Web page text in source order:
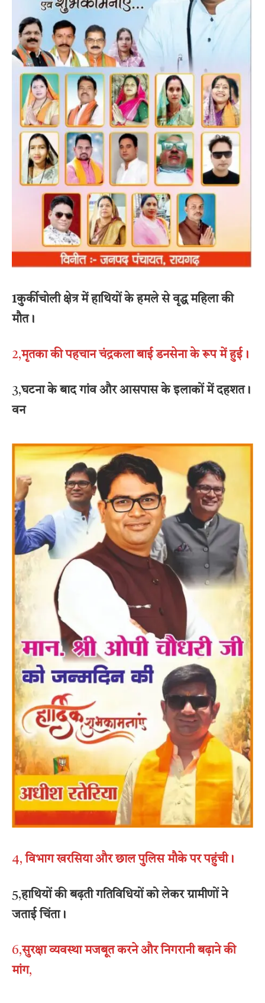
1कुर्कीचोली क्षेत्र में हाथियों के हमले से वृद्ध महिला की
मौत।
2,मृतका की पहचान चंद्रकला बाई डनसेना के रूप में हुई।
3,घटना के बाद गांव और आसपास के इलाकों में दहशत।
वन
4, विभाग खरसिया और छाल पुलिस मौके पर पहुंची।
5,हाथियों की बढ़ती गतिविधियों को लेकर ग्रामीणों ने
जताई चिंता।
6,सुरक्षा व्यवस्था मजबूत करने और निगरानी बढ़ाने की
मांग,